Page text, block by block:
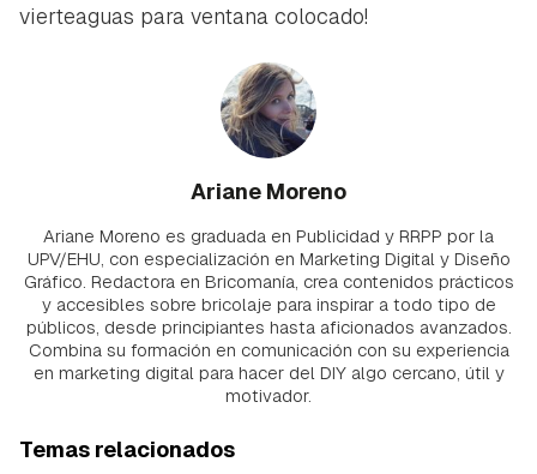
vierteaguas para ventana colocado!
Ariane Moreno
Ariane Moreno es graduada en Publicidad y RRPP por la
UPV/EHU, con especialización en Marketing Digital y Diseño
Gráfico. Redactora en Bricomanía, crea contenidos prácticos
y accesibles sobre bricolaje para inspirar a todo tipo de
públicos, desde principiantes hasta aficionados avanzados.
Combina su formación en comunicación con su experiencia
en marketing digital para hacer del DIY algo cercano, útil y
motivador.
Temas relacionados